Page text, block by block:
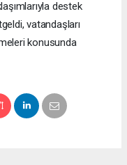
destek
vatandaşları
konusunda